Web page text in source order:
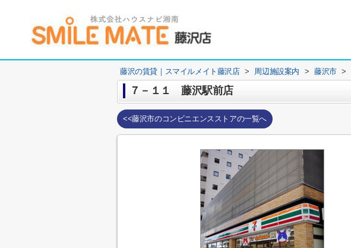
藤沢の賃貸｜スマイルメイト藤沢店 > 周辺施設案内 > 藤沢市 >
７－１１ 藤沢駅前店
<<藤沢市のコンビニエンスストアの一覧へ